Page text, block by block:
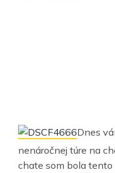
Dnes
nenáročnej túre na
chate som bola tento